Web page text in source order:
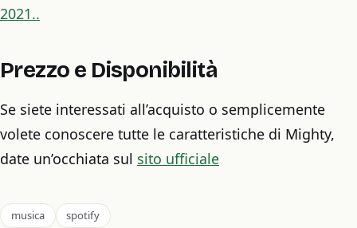
2021..
Prezzo e Disponibilità
Se siete interessati all’acquisto o semplicemente
volete conoscere tutte le caratteristiche di Mighty,
date un’occhiata sul sito ufficiale
musica spotify